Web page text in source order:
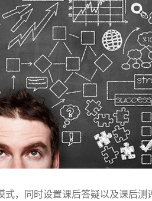
同时设置课后答疑以及课后测